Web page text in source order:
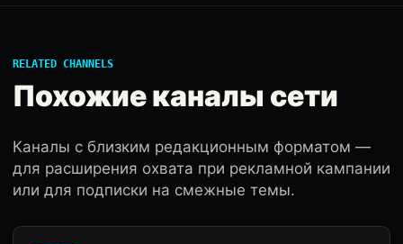
RELATED CHANNELS
Похожие каналы сети
Каналы с близким редакционным форматом —
для расширения охвата при рекламной кампании
или для подписки на смежные темы.